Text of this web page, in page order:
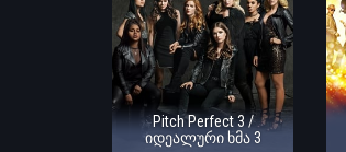
Pitch Perfect 3 /
იდეალური ხმა 3